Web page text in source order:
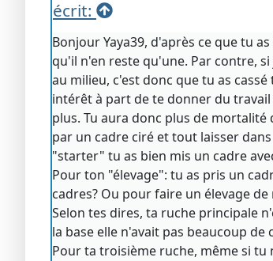
écrit:
Bonjour Yaya39, d'après ce que tu
qu'il n'en reste qu'une. Par contre,
au milieu, c'est donc que tu as
intérêt à part de te donner du
plus. Tu aura donc plus de
par un cadre ciré et tout laisser
"starter" tu as bien mis un cadre
Pour ton "élevage": tu as pris un
cadres? Ou pour faire un élevage
Selon tes dires, ta ruche principale
la base elle n'avait pas beaucoup
Pour ta troisième ruche, même si tu